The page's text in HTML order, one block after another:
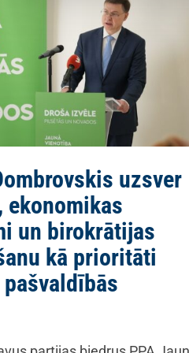
uzsver
ekonomikas
un birokrātijas
kā prioritāti